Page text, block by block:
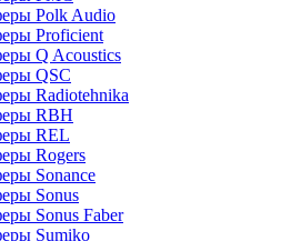
Polk Audio
Proficient
Q Acoustics
QSC
Radiotehnika
RBH
REL
Rogers
Sonance
Sonus
Sonus Faber
Sumiko